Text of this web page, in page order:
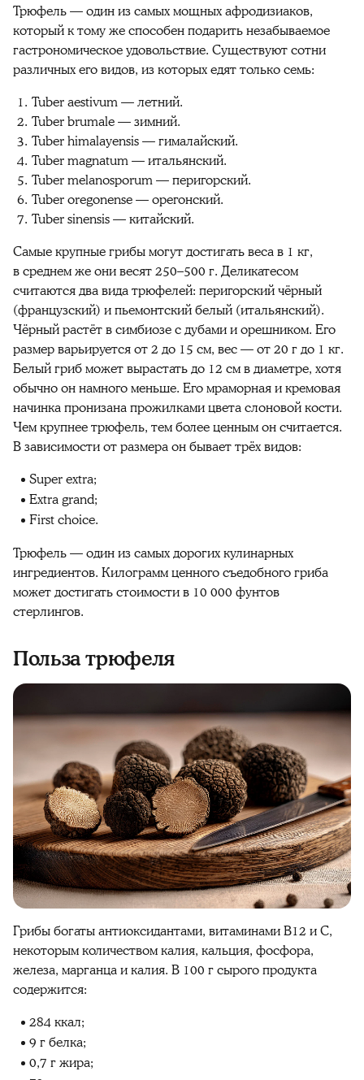
Трюфель — один из самых мощных афродизиаков,
который к тому же способен подарить незабываемое
гастрономическое удовольствие. Существуют сотни
различных его видов, из которых едят только семь:
Tuber aestivum — летний.
Tuber brumale — зимний.
Tuber himalayensis — гималайский.
Tuber magnatum — итальянский.
Tuber melanosporum — перигорский.
Tuber oregonense — орегонский.
Tuber sinensis — китайский.
Самые крупные грибы могут достигать веса в 1 кг,
в среднем же они весят 250–500 г. Деликатесом
считаются два вида трюфелей: перигорский чёрный
(французский) и пьемонтский белый (итальянский).
Чёрный растёт в симбиозе с дубами и орешником. Его
размер варьируется от 2 до 15 см, вес — от 20 г до 1 кг.
Белый гриб может вырастать до 12 см в диаметре, хотя
обычно он намного меньше. Его мраморная и кремовая
начинка пронизана прожилками цвета слоновой кости.
Чем крупнее трюфель, тем более ценным он считается.
В зависимости от размера он бывает трёх видов:
Super extra;
Extra grand;
First choice.
Трюфель — один из самых дорогих кулинарных
ингредиентов. Килограмм ценного съедобного гриба
может достигать стоимости в 10 000 фунтов
стерлингов.
Польза трюфеля
Грибы богаты антиоксидантами, витаминами В12 и С,
некоторым количеством калия, кальция, фосфора,
железа, марганца и калия. В 100 г сырого продукта
содержится:
284 ккал;
9 г белка;
0,7 г жира;